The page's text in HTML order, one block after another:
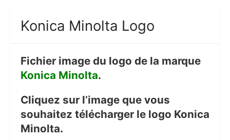
Konica Minolta Logo
Fichier image du logo de la marque
Konica Minolta.
Cliquez sur l’image que vous
souhaitez télécharger le logo Konica
Minolta.